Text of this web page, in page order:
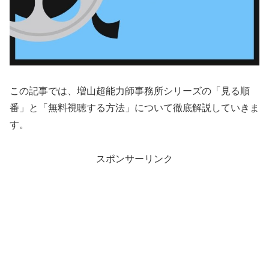
この記事では、増山超能力師事務所シリーズの「見る順
番」と「無料視聴する方法」について徹底解説していきま
す。
スポンサーリンク